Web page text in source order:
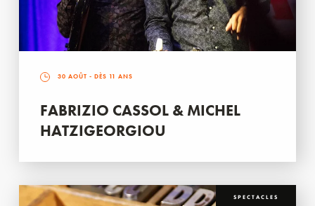
30 AOÛT - DÈS 11 ANS
FABRIZIO CASSOL & MICHEL
HATZIGEORGIOU
SPECTACLES